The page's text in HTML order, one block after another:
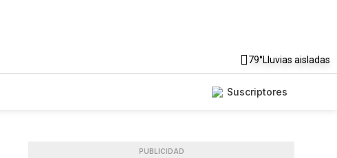
79°Lluvias aisladas
Suscriptores
PUBLICIDAD